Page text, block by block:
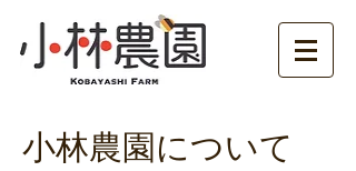
​小林農園について